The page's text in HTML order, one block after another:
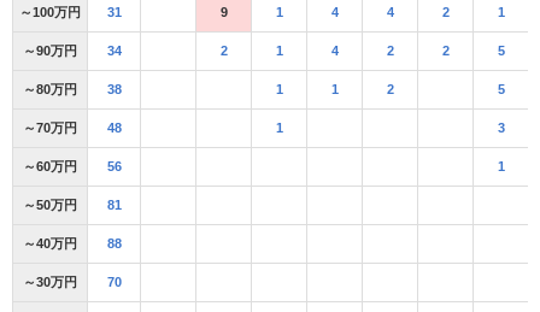
～100万円 31 9 1 4 4 2 1
～90万円 34 2 1 4 2 2 5
～80万円 38 1 1 2 5
～70万円 48 1 3
～60万円 56 1
～50万円 81
～40万円 88
～30万円 70